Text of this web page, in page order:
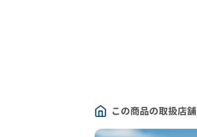
この商品の取扱店舗